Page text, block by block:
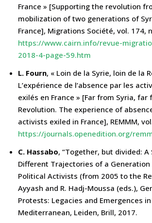
France » [Supporting the revolution
mobilization of two generations of
France], Migrations Société, vol. 174,
https://www.cairn.info/revue-
2018-4-page-59.htm
L. Fourn, « Loin de la Syrie, loin de la
L’expérience de l’absence par les
exilés en France » [Far from Syria, far
Revolution. The experience of
activists exiled in France], REMMM,
https://journals.openedition.org/
C. Hassabo, “Together, but divided:
Different Trajectories of a Generation
Political Activists (from 2005 to the
Ayyash and R. Hadj-Moussa (eds.),
Protests: Legacies and Emergences
Mediterranean, Leiden, Brill, 2017.